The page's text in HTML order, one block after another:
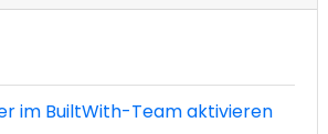
im BuiltWith-Team aktivieren